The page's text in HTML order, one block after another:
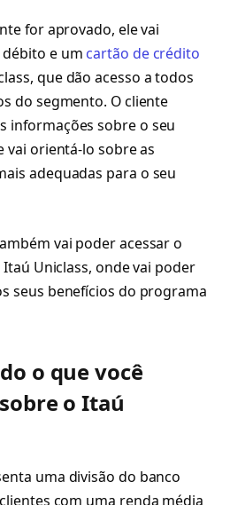
for aprovado, ele vai
e um cartão de crédito
que dão acesso a todos
do segmento. O cliente
informações sobre o seu
vai orientá-lo sobre as
adequadas para o seu
vai poder acessar o
Uniclass, onde vai poder
seus benefícios do programa
o que você
o Itaú
uma divisão do banco
com uma renda média